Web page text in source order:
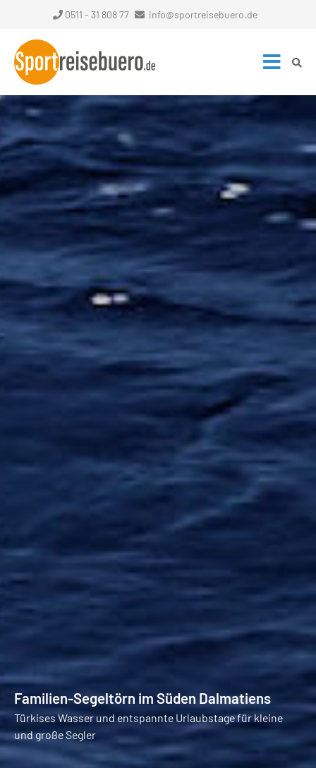
0511 - 31 808 77 info@sportreisebuero.de
Familien-Segeltörn im Süden Dalmatiens
Türkises Wasser und entspannte Urlaubstage für kleine
und große Segler